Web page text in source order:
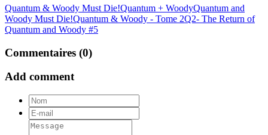
Quantum & Woody Must Die!Quantum + WoodyQuantum and
Woody Must Die!Quantum & Woody - Tome 2Q2- The Return of
Quantum and Woody #5
Commentaires (0)
Add comment